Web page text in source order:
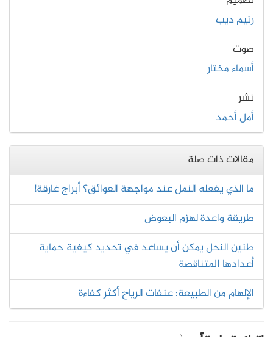
رنيم ديب
صوت
أسماء مختار
نشر
أمل أحمد
مقالات ذات صلة
ما الذي يفعله النمل عند مواجهة العوائق؟ أبراج غارقة!
طريقة واعدة لهزم البعوض
طنين النحل يمكن أن يساعد في تحديد كيفية حماية
أعدادها المتناقصة
الإلهام من الطبيعة: عنفات الرﻳﺎﺡ أكثر كفاءة